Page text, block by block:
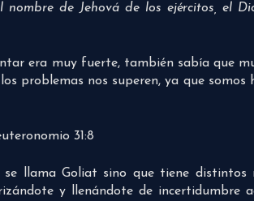
de Jehová de los ejércitos, el
era muy fuerte, también sabía que
problemas nos superen, ya que somos
31:8
llama Goliat sino que tiene distintos
y llenándote de incertidumbre